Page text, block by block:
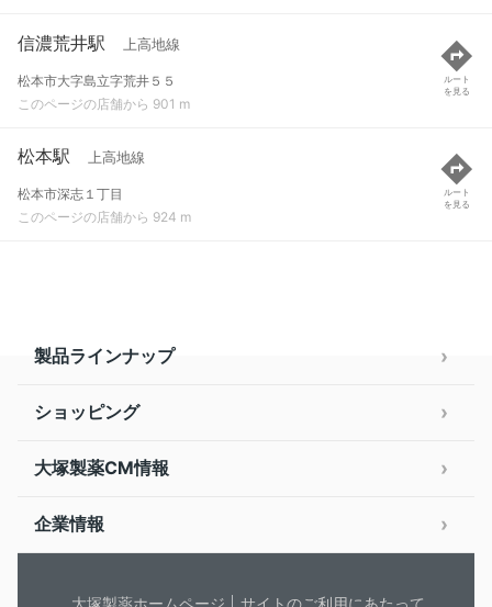
信濃荒井駅 上高地線
松本市大字島立字荒井５５
このページの店舗から 901 m
ルート
を見る
松本駅 上高地線
松本市深志１丁目
このページの店舗から 924 m
ルート
を見る
製品ラインナップ
ショッピング
大塚製薬CM情報
企業情報